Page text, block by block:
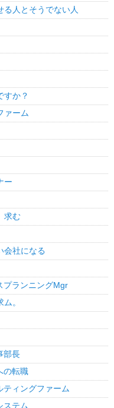
人とそうでない人
すか？
ァーム
ー
求む
会社になる
プランニングMgr
。
部長
の転職
ティングファーム
ステム